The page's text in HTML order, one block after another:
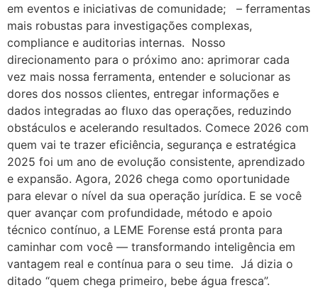
em eventos e iniciativas de comunidade; – ferramentas
mais robustas para investigações complexas,
compliance e auditorias internas. Nosso
direcionamento para o próximo ano: aprimorar cada
vez mais nossa ferramenta, entender e solucionar as
dores dos nossos clientes, entregar informações e
dados integradas ao fluxo das operações, reduzindo
obstáculos e acelerando resultados. Comece 2026 com
quem vai te trazer eficiência, segurança e estratégica
2025 foi um ano de evolução consistente, aprendizado
e expansão. Agora, 2026 chega como oportunidade
para elevar o nível da sua operação jurídica. E se você
quer avançar com profundidade, método e apoio
técnico contínuo, a LEME Forense está pronta para
caminhar com você — transformando inteligência em
vantagem real e contínua para o seu time. Já dizia o
ditado “quem chega primeiro, bebe água fresca”.